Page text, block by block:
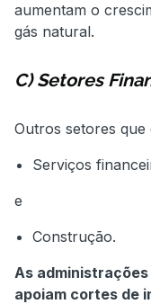
aumentam o
gás natural.
C) Setores
Outros setores que
Serviços
e
Construção.
As
apoiam cortes de